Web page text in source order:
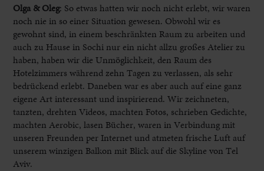
Olga & Oleg: So etwas hatten wir noch nicht erlebt, wir waren
noch nie in so einer Situation gewesen. Obwohl wir es
gewohnt sind, in einem beschränkten Raum zu arbeiten und
auch zu Hause in Sochi nur ein nicht allzu großes Atelier zu
haben, haben wir die Unmöglichkeit, den Raum des
Hotelzimmers während zehn Tagen zu verlassen, als sehr
bedrückend erlebt. Daneben war es aber auch auf eine ganz
eigene Art interessant und inspirierend. Wir zeichneten,
tanzten, drehten Videos, machten Fotos, schrieben Gedichte,
machten Aerobic, lasen Bücher, waren in Verbindung mit
unseren Freunden per Internet und atmeten frische Luft auf
unserem winzigen Balkon mit Blick auf die Skyline von Tel
Aviv.